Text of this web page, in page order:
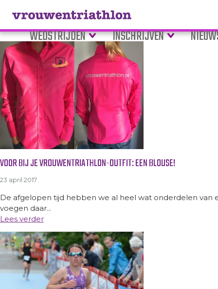
WEDSTRIJDEN INSCHRIJVEN
Tag Archive: tenue
VOOR BIJ JE VROUWENTRIATHLON-OUTFIT: EEN BLOUSE!
23 april 2017
De afgelopen tijd hebben we al heel wat onderdelen
voegen daar...
Lees verder